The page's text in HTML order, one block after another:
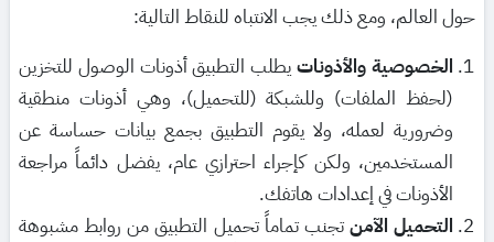
حول العالم، ومع ذلك يجب الانتباه للنقاط التالية:
الخصوصية والأذوناتيطلب التطبيق أذونات الوصول للتخزين
(لحفظ الملفات) وللشبكة (للتحميل)، وهي أذونات منطقية
وضرورية لعمله، ولا يقوم التطبيق بجمع بيانات حساسة عن
المستخدمين، ولكن كإجراء احترازي عام، يفضل دائماً مراجعة
الأذونات في إعدادات هاتفك.
التحميل الآمن تجنب تماماً تحميل التطبيق من روابط مشبوهة